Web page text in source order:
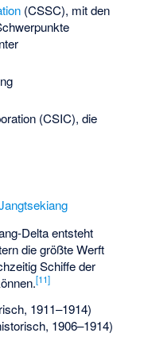
(CSSC), mit den
(CSIC), die
Delta entsteht
die größte Werft
Schiffe der
[11]
1911–1914)
1906–1914)